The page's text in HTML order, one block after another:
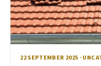
22 SEPTEMBER 2025 ·